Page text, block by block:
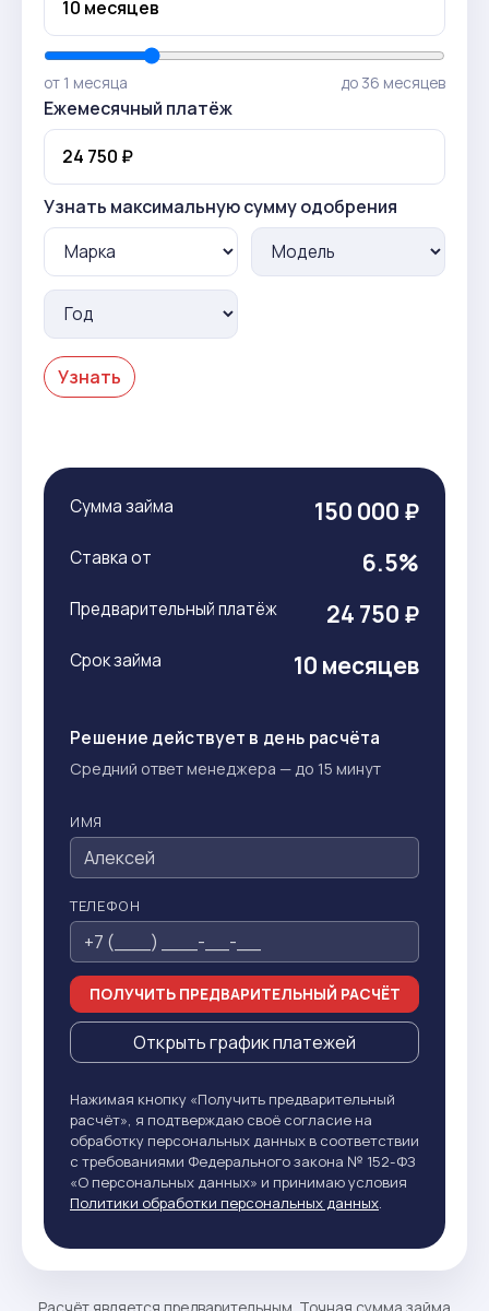
от 1 месяца до 36 месяцев
Ежемесячный платёж
Узнать максимальную сумму одобрения
Узнать
Сумма займа 150 000 ₽
Ставка от 6.5%
Предварительный платёж 24 750 ₽
Срок займа 10 месяцев
Решение действует в день расчёта
Средний ответ менеджера — до 15 минут
ИМЯ
ТЕЛЕФОН
ПОЛУЧИТЬ ПРЕДВАРИТЕЛЬНЫЙ РАСЧЁТ
Открыть график платежей
Нажимая кнопку «Получить предварительный
расчёт», я подтверждаю своё согласие на
обработку персональных данных в соответствии
с требованиями Федерального закона № 152-ФЗ
«О персональных данных» и принимаю условия
Политики обработки персональных данных.